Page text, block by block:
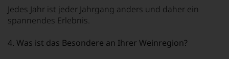
Jedes Jahr ist jeder Jahrgang anders und daher ein
spannendes Erlebnis.
4. Was ist das Besondere an Ihrer Weinregion?